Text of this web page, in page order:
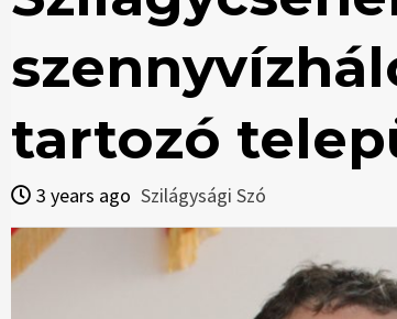
tartozó
3 years ago Szilágysági Szó